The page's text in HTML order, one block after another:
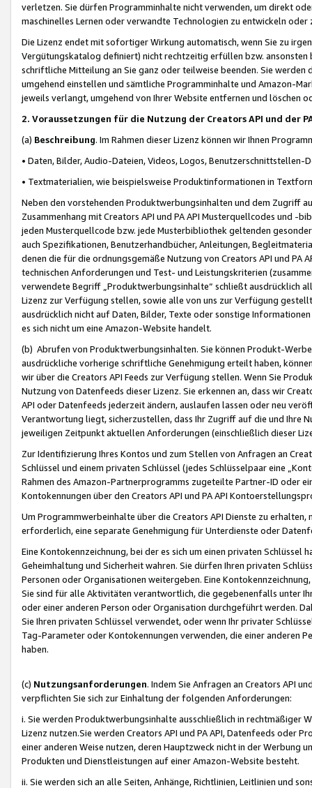
verletzen. Sie dürfen Programminhalte nicht verwenden, um direkt
maschinelles Lernen oder verwandte Technologien zu entwickeln
Die Lizenz endet mit sofortiger Wirkung automatisch, wenn Sie zu
Vergütungskatalog definiert) nicht rechtzeitig erfüllen bzw. ansonsten
schriftliche Mitteilung an Sie ganz oder teilweise beenden. Sie werden
umgehend einstellen und sämtliche Programminhalte und Amazon-
jeweils verlangt, umgehend von Ihrer Website entfernen und löschen
2. Voraussetzungen für die Nutzung der Creators API und der
(a) Beschreibung. Im Rahmen dieser Lizenz können wir Ihnen
• Daten, Bilder, Audio-Dateien, Videos, Logos, Benutzerschnittstellen-
• Textmaterialien, wie beispielsweise Produktinformationen in
Neben den vorstehenden Produktwerbungsinhalten und dem Zugriff
Zusammenhang mit Creators API und PA API Musterquellcodes und
jeden Musterquellcode bzw. jede Musterbibliothek geltenden
auch Spezifikationen, Benutzerhandbücher, Anleitungen,
denen die für die ordnungsgemäße Nutzung von Creators API und PA
technischen Anforderungen und Test- und Leistungskriterien
verwendete Begriff „Produktwerbungsinhalte“ schließt ausdrücklich
Lizenz zur Verfügung stellen, sowie alle von uns zur Verfügung
ausdrücklich nicht auf Daten, Bilder, Texte oder sonstige
es sich nicht um eine Amazon-Website handelt.
(b) Abrufen von Produktwerbungsinhalten. Sie können Produkt-
ausdrückliche vorherige schriftliche Genehmigung erteilt haben,
wir über die Creators API Feeds zur Verfügung stellen. Wenn Sie
Nutzung von Datenfeeds dieser Lizenz. Sie erkennen an, dass wir
API oder Datenfeeds jederzeit ändern, auslaufen lassen oder neu
Verantwortung liegt, sicherzustellen, dass Ihr Zugriff auf die und Ihre
jeweiligen Zeitpunkt aktuellen Anforderungen (einschließlich dieser
Zur Identifizierung Ihres Kontos und zum Stellen von Anfragen an
Schlüssel und einem privaten Schlüssel (jedes Schlüsselpaar eine
Rahmen des Amazon-Partnerprogramms zugeteilte Partner-ID oder
Kontokennungen über den Creators API und PA API
Um Programmwerbeinhalte über die Creators API Dienste zu
erforderlich, eine separate Genehmigung für Unterdienste oder
Eine Kontokennzeichnung, bei der es sich um einen privaten
Geheimhaltung und Sicherheit wahren. Sie dürfen Ihren privaten
Personen oder Organisationen weitergeben. Eine
Sie sind für alle Aktivitäten verantwortlich, die gegebenenfalls unter
oder einer anderen Person oder Organisation durchgeführt werden.
Sie Ihren privaten Schlüssel verwendet, oder wenn Ihr privater
Tag-Parameter oder Kontokennungen verwenden, die einer anderen
haben.
(c) Nutzungsanforderungen. Indem Sie Anfragen an Creators API
verpflichten Sie sich zur Einhaltung der folgenden Anforderungen:
i. Sie werden Produktwerbungsinhalte ausschließlich in rechtmäßiger
Lizenz nutzen.Sie werden Creators API und PA API, Datenfeeds oder
einer anderen Weise nutzen, deren Hauptzweck nicht in der Werbung
Produkten und Dienstleistungen auf einer Amazon-Website besteht.
ii. Sie werden sich an alle Seiten, Anhänge, Richtlinien, Leitlinien und